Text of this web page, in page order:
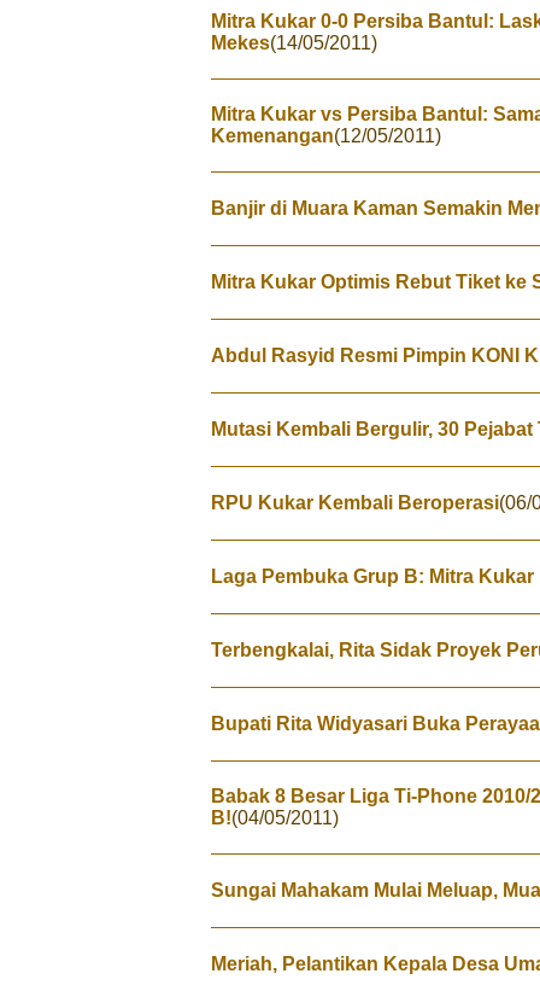
Mitra Kukar 0-0 Persiba Bantul:
Mekes(14/05/2011)
Mitra Kukar vs Persiba Bantul:
Kemenangan(12/05/2011)
Banjir di Muara Kaman Semakin
Mitra Kukar Optimis Rebut Tiket ke
Abdul Rasyid Resmi Pimpin KONI
Mutasi Kembali Bergulir, 30
RPU Kukar Kembali Beroperasi(06/
Laga Pembuka Grup B: Mitra
Terbengkalai, Rita Sidak Proyek
Bupati Rita Widyasari Buka
Babak 8 Besar Liga Ti-Phone
B!(04/05/2011)
Sungai Mahakam Mulai Meluap,
Meriah, Pelantikan Kepala Desa